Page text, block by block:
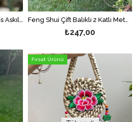
₺247,00
Fırsat Ürünü